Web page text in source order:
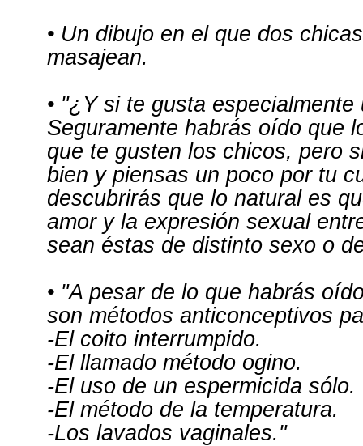
• Un dibujo en el que dos
masajean.
• "¿Y si te gusta
Seguramente habrás oído que
que te gusten los chicos, pero
bien y piensas un poco por tu
descubrirás que lo natural es
amor y la expresión sexual
sean éstas de distinto sexo o
• "A pesar de lo que habrás
son métodos anticonceptivos
-El coito interrumpido.
-El llamado método ogino.
-El uso de un espermicida sólo.
-El método de la temperatura.
-Los lavados vaginales."